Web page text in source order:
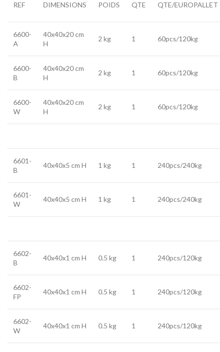
REF DIMENSIONS POIDS QTE QTE/EUROPALLET
6600-
A
40x40x20 cm
H
2 kg 1 60pcs/120kg
6600-
B
40x40x20 cm
H
2 kg 1 60pcs/120kg
6600-
W
40x40x20 cm
H
2 kg 1 60pcs/120kg
6601-
B
40x40x5 cm H 1 kg 1 240pcs/240kg
6601-
W
40x40x5 cm H 1 kg 1 240pcs/240kg
6602-
B
40x40x1 cm H 0.5 kg 1 240pcs/120kg
6602-
FP
40x40x1 cm H 0.5 kg 1 240pcs/120kg
6602-
W
40x40x1 cm H 0.5 kg 1 240pcs/120kg